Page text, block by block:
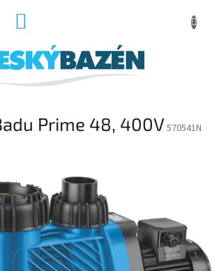
Prime 48, 400V570541N